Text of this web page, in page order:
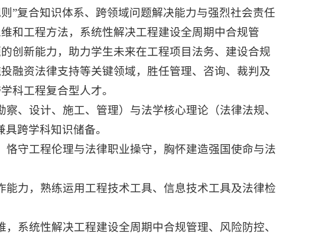
”复合知识体系、跨领域问题解决能力与强烈社会责任
和工程方法，系统性解决工程建设全周期中合规管
创新能力，助力学生未来在工程项目法务、建设合规
融资法律支持等关键领域，胜任管理、咨询、裁判及
科工程复合型人才。
、设计、施工、管理）与法学核心理论（法律法规、
跨学科知识储备。
守工程伦理与法律职业操守，胸怀建造强国使命与法
力，熟练运用工程技术工具、信息技术工具及法律检
系统性解决工程建设全周期中合规管理、风险防控、